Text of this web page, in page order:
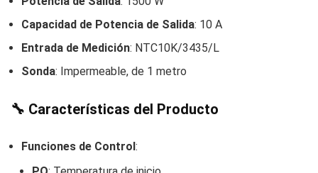
Capacidad de Potencia de Salida: 10 A
Entrada de Medición: NTC10K/3435/L
Sonda: Impermeable, de 1 metro
🔧 Características del Producto
Funciones de Control: